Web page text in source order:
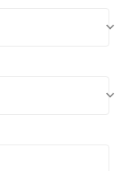
keyboard_arrow_down
keyboard_arrow_down